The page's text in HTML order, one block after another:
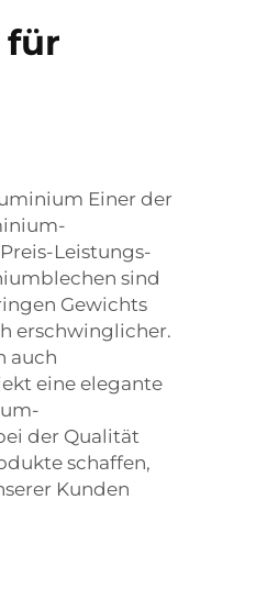
für
Einer der
Leistungs-
sind
Gewichts
erschwinglicher.
auch
eine elegante
der Qualität
schaffen,
Kunden